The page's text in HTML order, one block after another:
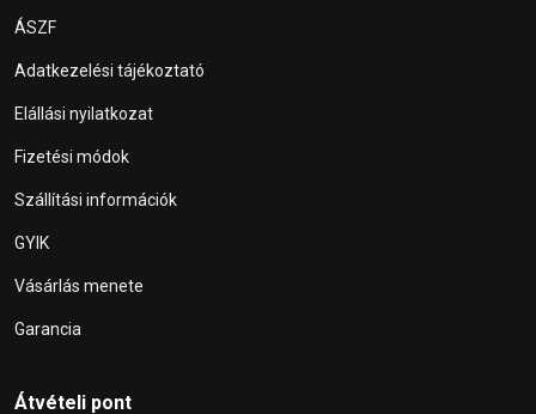
ÁSZF
Adatkezelési tájékoztató
Elállási nyilatkozat
Fizetési módok
Szállítási információk
GYIK
Vásárlás menete
Garancia
Átvételi pont